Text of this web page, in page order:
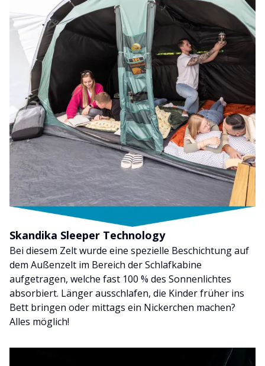
Skandika Sleeper Technology
Bei diesem Zelt wurde eine spezielle Beschichtung auf
dem Außenzelt im Bereich der Schlafkabine
aufgetragen, welche fast 100 % des Sonnenlichtes
absorbiert. Länger ausschlafen, die Kinder früher ins
Bett bringen oder mittags ein Nickerchen machen?
Alles möglich!